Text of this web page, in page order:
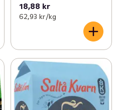
18,88 kr
62,93 kr /kg